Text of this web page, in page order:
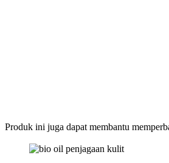
Produk ini juga dapat membantu